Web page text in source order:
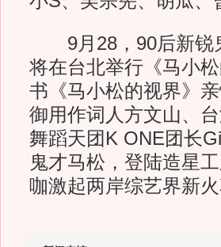
9月28，90后新锐
将在台北举行《马小
书《马小松的视界》
御用作词人方文山、
舞蹈天团K ONE团长
鬼才马松，登陆造星
咖激起两岸综艺界新火